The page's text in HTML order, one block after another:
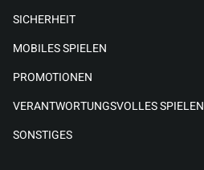
SICHERHEIT
MOBILES SPIELEN
PROMOTIONEN
VERANTWORTUNGSVOLLES SPIELEN
SONSTIGES